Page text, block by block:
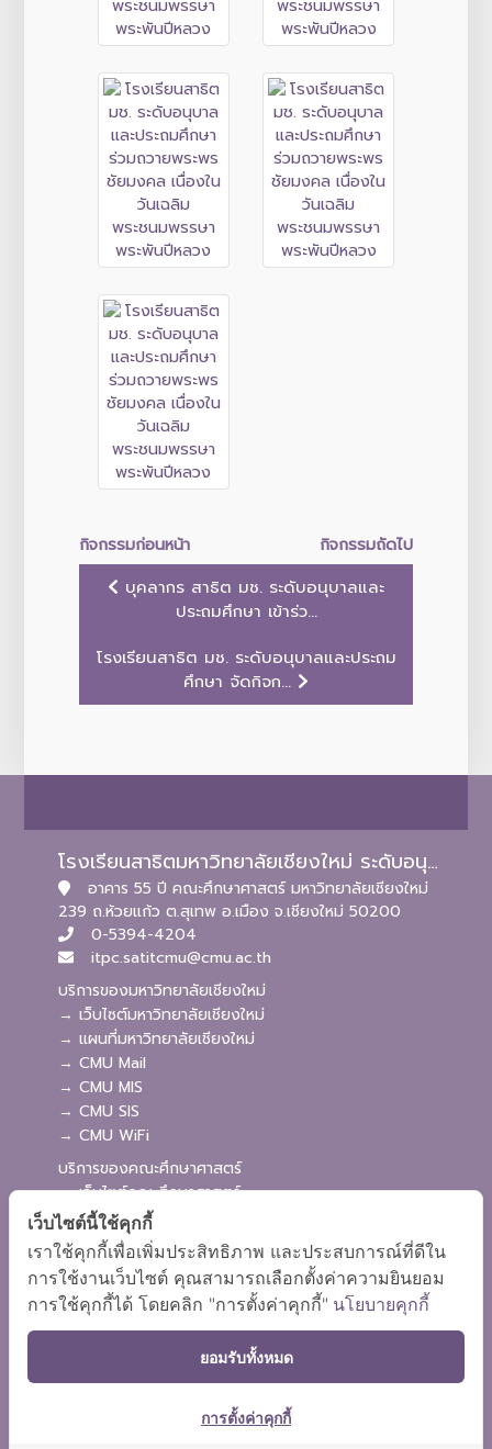
กิจกรรมก่อนหน้า
กิจกรรมถัดไป
บุคลากร สาธิต มช. ระดับอนุบาลและ
ประถมศึกษา เข้าร่ว...
โรงเรียนสาธิต มช. ระดับอนุบาลและประถม
ศึกษา จัดกิจก...
โรงเรียนสาธิตมหาวิทยาลัยเชียงใหม่ ระดับอนุบาลและประถมศึกษา
อาคาร 55 ปี คณะศึกษาศาสตร์ มหาวิทยาลัยเชียงใหม่
239 ถ.ห้วยแก้ว ต.สุเทพ อ.เมือง จ.เชียงใหม่ 50200
0-5394-4204
itpc.satitcmu@cmu.ac.th
บริการของมหาวิทยาลัยเชียงใหม่
→ เว็บไซต์มหาวิทยาลัยเชียงใหม่
→ แผนที่มหาวิทยาลัยเชียงใหม่
→ CMU Mail
→ CMU MIS
→ CMU SIS
→ CMU WiFi
บริการของคณะศึกษาศาสตร์
→ เว็บไซต์คณะศึกษาศาสตร์
→ ระบบจัดการเว็บไซต์
→ ระบบ Admission
→ EDU MIS
→ EDU SIS
เว็บไซต์นี้ใช้คุกกี้
เราใช้คุกกี้เพื่อเพิ่มประสิทธิภาพ และประสบการณ์ที่ดีใน
การใช้งานเว็บไซต์ คุณสามารถเลือกตั้งค่าความยินยอม
การใช้คุกกี้ได้ โดยคลิก "การตั้งค่าคุกกี้" นโยบายคุกกี้
ยอมรับทั้งหมด
การตั้งค่าคุกกี้